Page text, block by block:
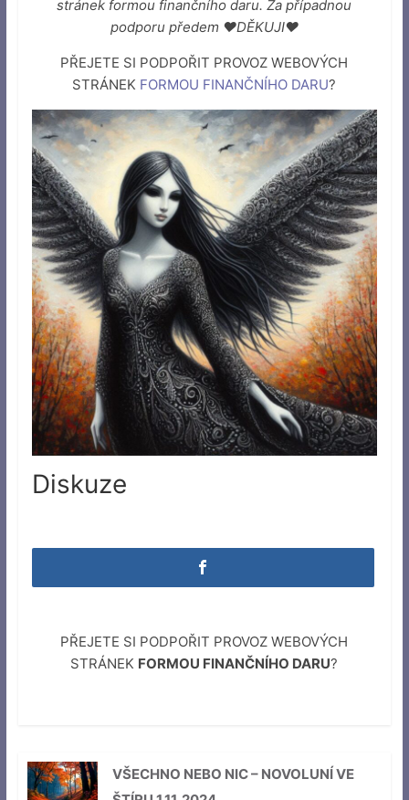
stránek formou finančního daru. Za případnou
podporu předem ♥DĚKUJI♥
PŘEJETE SI PODPOŘIT PROVOZ WEBOVÝCH
STRÁNEK FORMOU FINANČNÍHO DARU?
Diskuze
PŘEJETE SI PODPOŘIT PROVOZ WEBOVÝCH
STRÁNEK FORMOU FINANČNÍHO DARU?
VŠECHNO NEBO NIC – NOVOLUNÍ VE